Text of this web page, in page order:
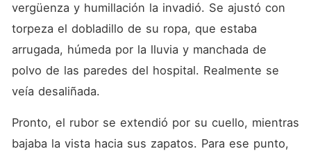
vergüenza y humillación la invadió. Se ajustó con
torpeza el dobladillo de su ropa, que estaba
arrugada, húmeda por la lluvia y manchada de
polvo de las paredes del hospital. Realmente se
veía desaliñada.
Pronto, el rubor se extendió por su cuello, mientras
bajaba la vista hacia sus zapatos. Para ese punto,